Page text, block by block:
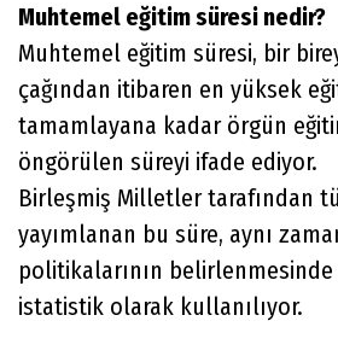
Muhtemel eğitim süresi nedir?
Muhtemel eğitim süresi, bir
çağından itibaren en yüksek
tamamlayana kadar örgün
öngörülen süreyi ifade ediyor.
Birleşmiş Milletler tarafından
yayımlanan bu süre, aynı
politikalarının
istatistik olarak kullanılıyor.